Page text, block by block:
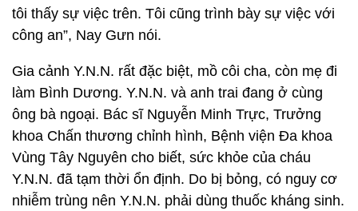
tôi thấy sự việc trên. Tôi cũng trình bày sự việc với
công an”, Nay Gưn nói.
Gia cảnh Y.N.N. rất đặc biệt, mồ côi cha, còn mẹ đi
làm Bình Dương. Y.N.N. và anh trai đang ở cùng
ông bà ngoại. Bác sĩ Nguyễn Minh Trực, Trưởng
khoa Chấn thương chỉnh hình, Bệnh viện Đa khoa
Vùng Tây Nguyên cho biết, sức khỏe của cháu
Y.N.N. đã tạm thời ổn định. Do bị bỏng, có nguy cơ
nhiễm trùng nên Y.N.N. phải dùng thuốc kháng sinh.